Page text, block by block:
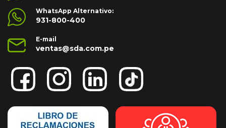
WhatsApp Alternativo:
931-800-400
E-mail
ventas@sda.com.pe